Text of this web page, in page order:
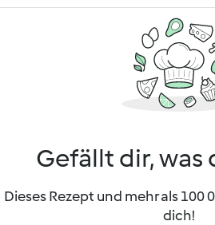
Gefällt dir, was
Dieses Rezept und mehr als 100
dich!